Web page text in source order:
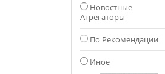
Новостные
Агрегаторы
По Рекомендации
Иное